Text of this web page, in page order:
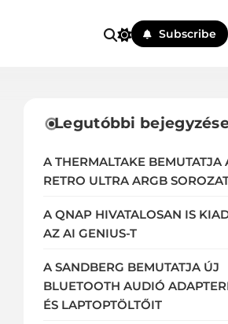
Subscribe
Legutóbbi
A THERMALTAKE BEMUTATJA
RETRO ULTRA ARGB
A QNAP HIVATALOSAN IS
AZ AI GENIUS-T
A SANDBERG BEMUTATJA ÚJ
BLUETOOTH AUDIÓ
ÉS LAPTOPTÖLTŐIT